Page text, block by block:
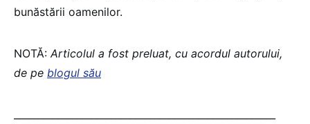
bunăstării oamenilor.
NOTĂ: Articolul a fost preluat, cu acordul autorului,
de pe blogul său